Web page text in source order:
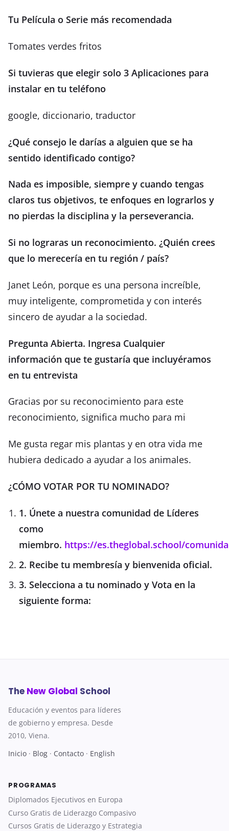
Tu Película o Serie más recomendada
Tomates verdes fritos
Si tuvieras que elegir solo 3 Aplicaciones para
instalar en tu teléfono
google, diccionario, traductor
¿Qué consejo le darías a alguien que se ha
sentido identificado contigo?
Nada es imposible, siempre y cuando tengas
claros tus objetivos, te enfoques en lograrlos y
no pierdas la disciplina y la perseverancia.
Si no lograras un reconocimiento. ¿Quién crees
que lo merecería en tu región / país?
Janet León, porque es una persona increíble,
muy inteligente, comprometida y con interés
sincero de ayudar a la sociedad.
Pregunta Abierta. Ingresa Cualquier
información que te gustaría que incluyéramos
en tu entrevista
Gracias por su reconocimiento para este
reconocimiento, significa mucho para mi
Me gusta regar mis plantas y en otra vida me
hubiera dedicado a ayudar a los animales.
¿CÓMO VOTAR POR TU NOMINADO?
1. Únete a nuestra comunidad de Líderes
como
miembro. https://es.theglobal.school/
2. Recibe tu membresía y bienvenida oficial.
3. Selecciona a tu nominado y Vota en la
siguiente forma:
The New Global School
Educación y eventos para líderes
de gobierno y empresa. Desde
2010, Viena.
Inicio · Blog · Contacto · English
PROGRAMAS
Diplomados Ejecutivos en Europa
Curso Gratis de Liderazgo Compasivo
Cursos Gratis de Liderazgo y Estrategia